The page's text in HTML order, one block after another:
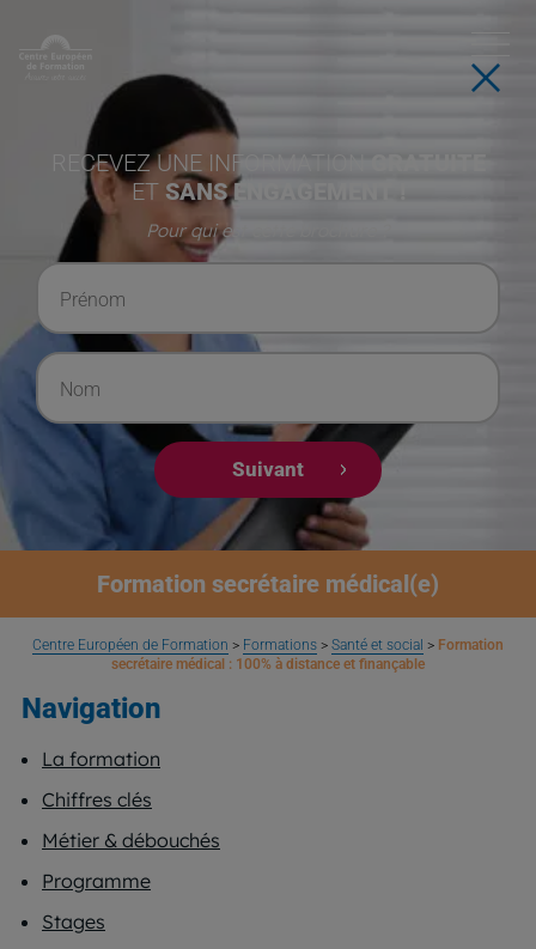
RECEVEZ UNE INFORMATION
ET SANS ENGAGEMENT !
Pour qui est cette brochure ?
Prénom
Nom
Formation secrétaire médical(e)
Centre Européen de Formation > Formations > Santé et social > Formation
secrétaire médical : 100% à distance et finançable
Navigation
La formation
Chiffres clés
Métier & débouchés
Programme
Stages